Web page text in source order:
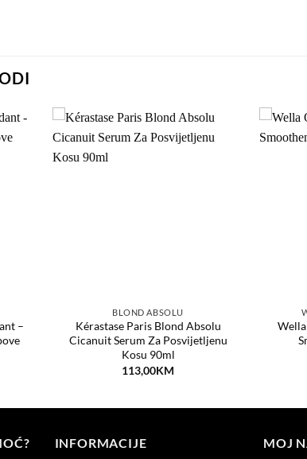
–
BLOND ABSOLU
Kérastase Paris Blond Absolu
Cicanuit Serum Za Posvijetljenu
Kosu 90ml
113,00KM
INFORMACIJE MOJ